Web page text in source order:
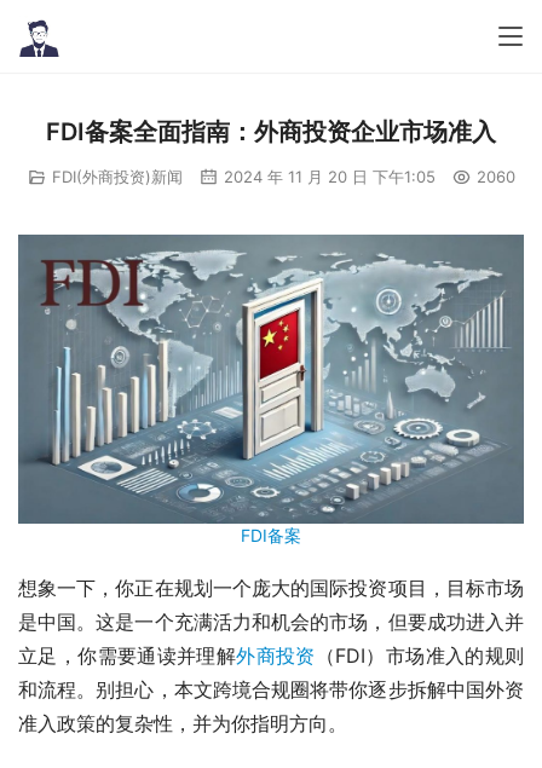
FDI备案全面指南：外商投资企业市场准入
FDI(外商投资)新闻 2024 年 11 月 20 日 下午1:05 2060
FDI备案
想象一下，你正在规划一个庞大的国际投资项目，目标市场
是中国。这是一个充满活力和机会的市场，但要成功进入并
立足，你需要通读并理解外商投资 （FDI）市场准入的规则
和流程。别担心，本文跨境合规圈将带你逐步拆解中国外资
准入政策的复杂性，并为你指明方向。